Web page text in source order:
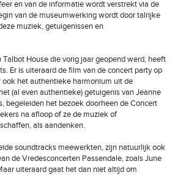
en van de informatie wordt verstrekt via de
van de museumwerking wordt door talrijke
muziek, getuigenissen en
House die vorig jaar geopend werd, heeft
Er is uiteraard de film van de concert party op
ook het authentieke harmonium uit de
(al even authentieke) getuigenis van Jeanne
begeleiden het bezoek doorheen de Concert
na afloop of ze de muziek of
als aandenken.
soundtracks meewerkten, zijn natuurlijk ook
de Vredesconcerten Passendale, zoals June
uiteraard gaat het dan niet altijd om